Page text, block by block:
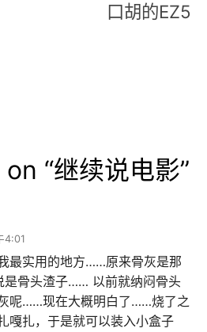
口胡的EZ5
“继续说电影”
4:01
最实用的地方……原来骨灰是那
骨头渣子…… 以前就纳闷骨头
呢……现在大概明白了……烧了之
嘎扎，于是就可以装入小盒子